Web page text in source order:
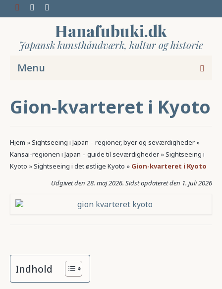
Hanafubuki.dk
Japansk kunsthåndværk, kultur og historie
Menu
Gion-kvarteret i Kyoto
Hjem »Sightseeing i Japan – regioner, byer og seværdigheder »
Kansai-regionen i Japan – guide til seværdigheder »Sightseeing i
Kyoto »Sightseeing i det østlige Kyoto » Gion-kvarteret i Kyoto
28. maj 2026
1. juli 2026
Indhold